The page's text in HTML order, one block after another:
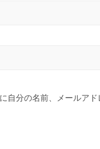
自分の名前、メールア